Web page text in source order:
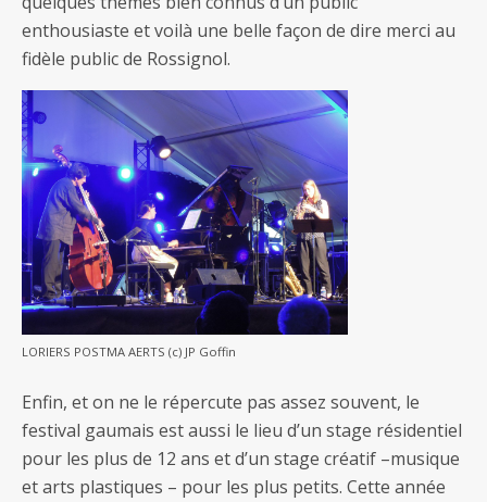
enthousiaste et voilà une belle façon de dire merci au
fidèle public de Rossignol.
LORIERS POSTMA AERTS (c) JP Goffin
Enfin, et on ne le répercute pas assez souvent, le
festival gaumais est aussi le lieu d’un stage résidentiel
pour les plus de 12 ans et d’un stage créatif –musique
et arts plastiques – pour les plus petits. Cette année